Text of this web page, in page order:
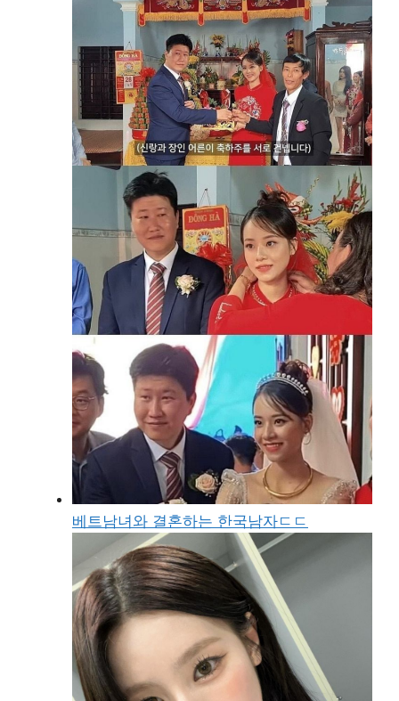
베트남녀와 결혼하는 한국남자ㄷㄷ